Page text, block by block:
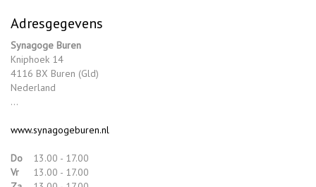
Adresgegevens
Synagoge Buren
Kniphoek 14
4116 BX Buren (Gld)
Nederland
...
www.synagogeburen.nl
Do
13.00 - 17.00
Vr
13.00 - 17.00